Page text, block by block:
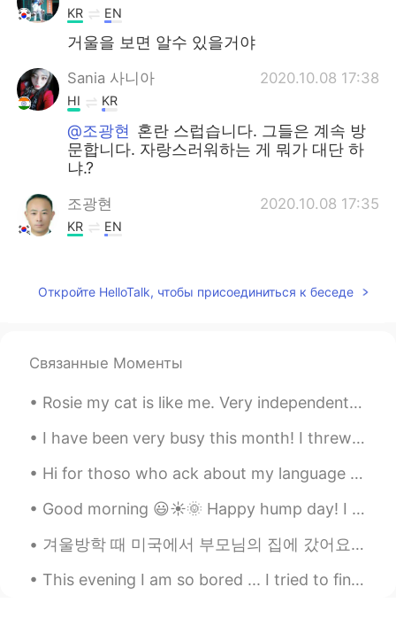
KR EN
거울을 보면 알수 있을거야
Sania 사니아 2020.10.08 17:38
HI KR
@조광현 혼란 스럽습니다. 그들은 계속 방
문합니다. 자랑스러워하는 게 뭐가 대단 하
냐.?
조광현 2020.10.08 17:35
KR EN
Sania 사니아 2020.10.08 17:29
KR EN
You know the answer 😂
Откройте HelloTalk, чтобы присоединиться к беседе
Связанные Моменты
Rosie my cat is like me. Very independent, curious, gets emotional when not fed, protective over ...
I have been very busy this month! I threw a "Mad Hatter Tea Party," where my friends and I cooked...
Hi for thoso who ack about my language it is Arabic and my country is Algeria and my country is A...
Good morning 😃☀️🌞 Happy hump day! I have a busy day today and might not be able to respond to...
겨울방학 때 미국에서 부모님의 집에 갔어요 ☺️ 가족 오랜만에 봐서 기쁘고 집에서 맛있는거 많이 먹었어요!!! Visited my family in America an...
This evening I am so bored ... I tried to find a drama to watch but none of them really intereste...